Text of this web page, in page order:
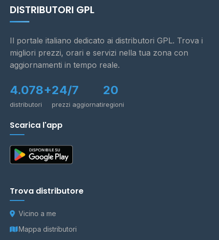
DISTRIBUTORI GPL
Il portale italiano dedicato ai distributori GPL. Trova i
migliori prezzi, orari e servizi nella tua zona con
aggiornamenti in tempo reale.
4.078+
distributori
24/7
prezzi aggiornati
20
regioni
Scarica l'app
Trova distributore
Vicino a me
Mappa distributori